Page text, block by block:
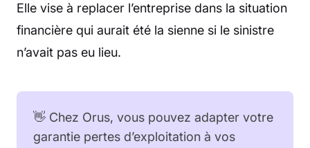
Elle vise à replacer l’entreprise dans la situation
financière qui aurait été la sienne si le sinistre
n’avait pas eu lieu.
👋 Chez Orus, vous pouvez adapter votre
garantie pertes d’exploitation à vos